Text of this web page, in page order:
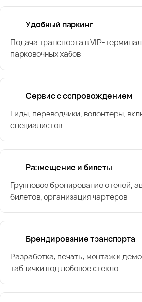
Удобный паркинг
Подача транспорта в VIP-
парковочных хабов
Сервис с сопровождением
Гиды, переводчики, волонтёры,
специалистов
Размещение и билеты
Групповое бронирование отелей,
билетов, организация чартеров
Брендирование транспорта
Разработка, печать, монтаж и
таблички под лобовое стекло